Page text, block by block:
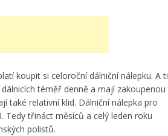
koupit si celoroční dálniční nálepku. A ti
téměř denně a mají zakoupenou
také relativní klid. Dálniční nálepka pro
Tedy třináct měsíců a celý leden roku
polistů.